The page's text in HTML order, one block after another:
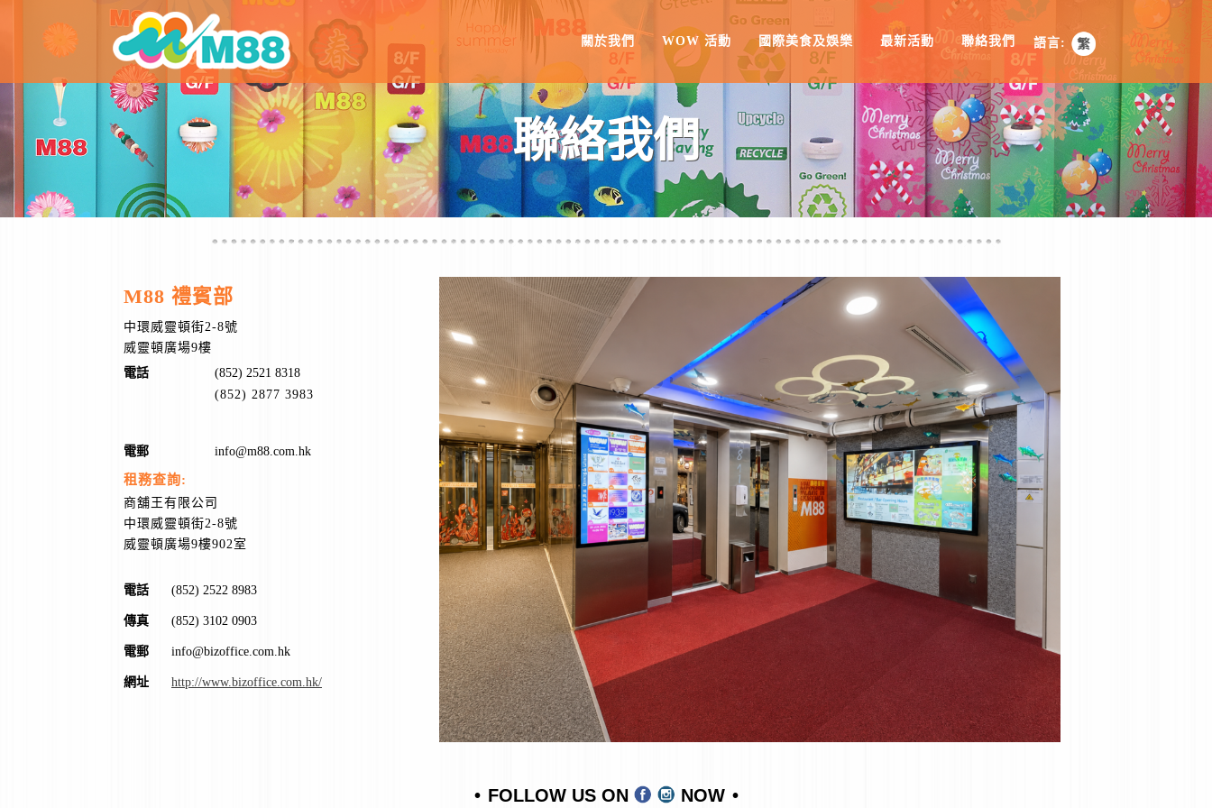
關於我們 WOW 活動 國際美食及娛樂 最新活動 聯絡我們 語言:
聯絡我們
M88 禮賓部
中環威靈頓街2-8號
威靈頓廣場9樓
電話
(852) 2521 8318
(852) 2877 3983
電郵 info@m88.com.hk
租務查詢:
商舖王有限公司
中環威靈頓街2-8號
威靈頓廣場9樓902室
電話 (852) 2522 8983
傳真 (852) 3102 0903
電郵 info@bizoffice.com.hk
網址 http://www.bizoffice.com.hk/
FOLLOW US ON NOW